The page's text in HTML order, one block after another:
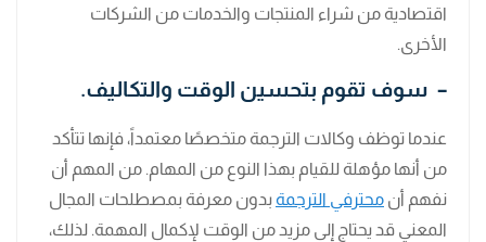
اقتصادية من شراء المنتجات والخدمات من الشركات
الأخرى.
– سوف تقوم بتحسين الوقت والتكاليف.
عندما توظف وكالات الترجمة متخصصًا معتمداً، فإنها تتأكد
من أنها مؤهلة للقيام بهذا النوع من المهام. من المهم أن
نفهم أن محترفي الترجمة بدون معرفة بمصطلحات المجال
المعني قد يحتاج إلى مزيد من الوقت لإكمال المهمة. لذلك،